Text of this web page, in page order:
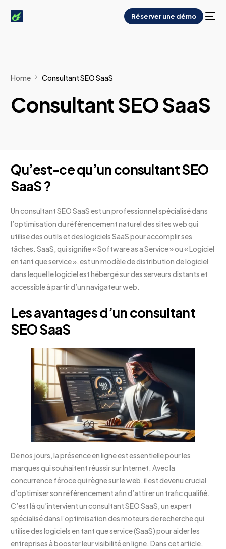
Réserver une démo
Home Consultant SEO SaaS
Consultant SEO SaaS
Qu’est-ce qu’un consultant SEO
SaaS ?
Un consultant SEO SaaS est un professionnel spécialisé dans
l’optimisation du référencement naturel des sites web qui
utilise des outils et des logiciels SaaS pour accomplir ses
tâches. SaaS, qui signifie « Software as a Service » ou « Logiciel
en tant que service », est un modèle de distribution de logiciel
dans lequel le logiciel est hébergé sur des serveurs distants et
accessible à partir d’un navigateur web.
Les avantages d’un consultant
SEO SaaS
De nos jours, la présence en ligne est essentielle pour les
marques qui souhaitent réussir sur Internet. Avec la
concurrence féroce qui règne sur le web, il est devenu crucial
d’optimiser son référencement afin d’attirer un trafic qualifié.
C’est là qu’intervient un consultant SEO SaaS, un expert
spécialisé dans l’optimisation des moteurs de recherche qui
utilise des logiciels en tant que service (SaaS) pour aider les
entreprises à booster leur visibilité en ligne. Dans cet article,